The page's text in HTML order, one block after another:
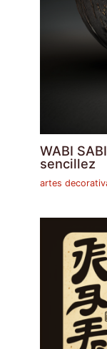
WABI
sencillez
artes